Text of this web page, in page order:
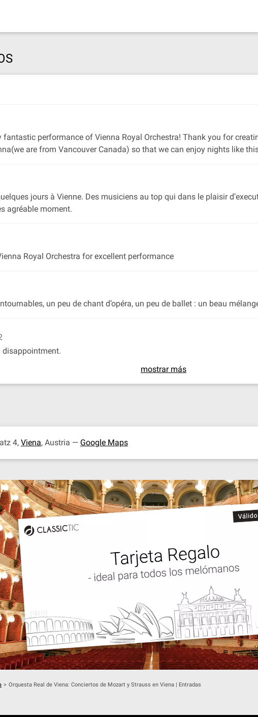
performance of Vienna Royal Orchestra! Thank you for
are from Vancouver Canada) so that we can enjoy nights like
jours à Vienne. Des musiciens au top qui dans le plaisir
agréable moment.
Royal Orchestra for excellent performance
un peu de chant d’opéra, un peu de ballet : un beau
disappointment.
mostrar más
4, Viena, Austria — Google Maps
> Orquesta Real de Viena: Conciertos de Mozart y Strauss en Viena | Entradas